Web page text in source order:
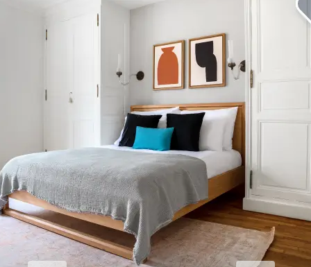
숙박 경험을 한층 업그레이드하세
요